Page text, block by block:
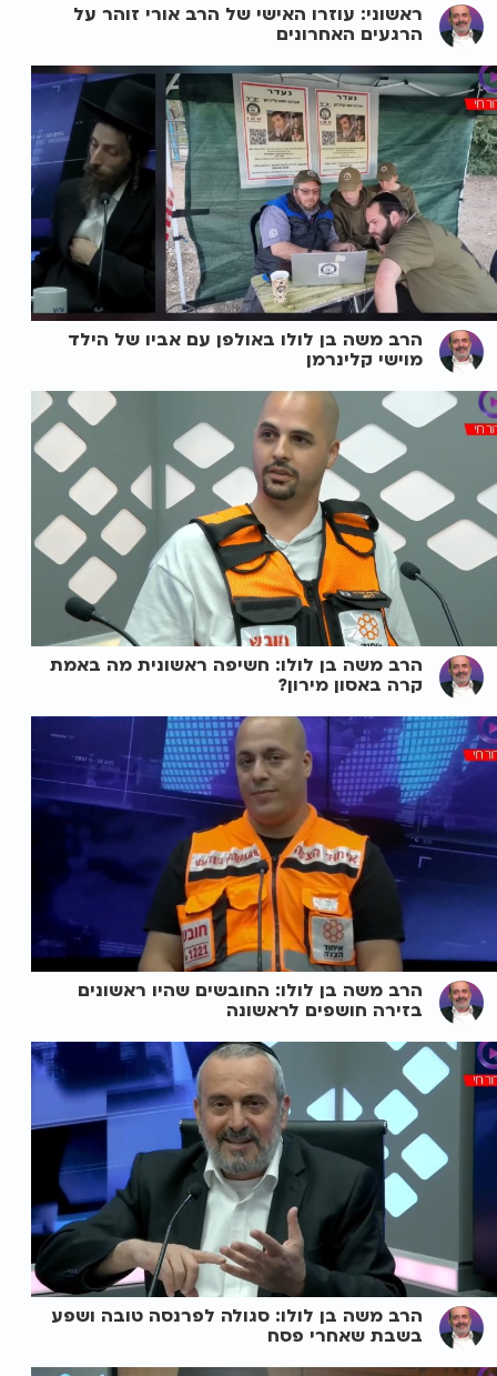
ראשוני: עוזרו האישי של הרב אורי זוהר על
הרגעים האחרונים
הרב משה בן לולו באולפן עם אביו של הילד
מוישי קלינרמן
הרב משה בן לולו: חשיפה ראשונית מה באמת
קרה באסון מירון?
הרב משה בן לולו: החובשים שהיו ראשונים
בזירה חושפים לראשונה
הרב משה בן לולו: סגולה לפרנסה טובה ושפע
בשבת שאחרי פסח